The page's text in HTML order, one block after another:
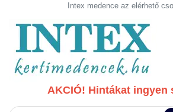
Intex medence az elérhető
AKCIÓ! Hintákat ingyen